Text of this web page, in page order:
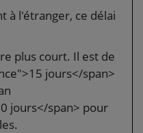
à l'étranger, ce délai
plus court. Il est de
jours</span>
jours</span> pour